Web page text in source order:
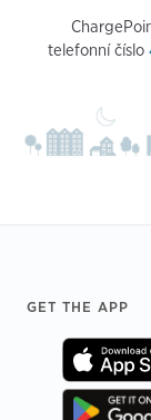
telefonní číslo
Footer
GET THE APP